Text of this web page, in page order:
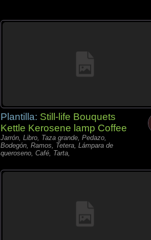
Plantilla: Still-life Bouquets
Kettle Kerosene lamp Coffee
Jarrón, Libro, Taza grande, Pedazo,
Bodegón, Ramos, Tetera, Lámpara de
queroseno, Café, Tarta,